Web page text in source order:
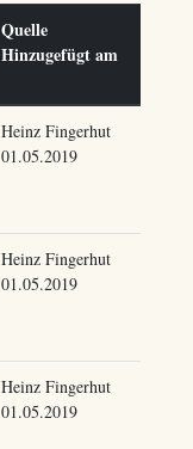
Quelle
Hinzugefügt am
Heinz Fingerhut
01.05.2019
Heinz Fingerhut
01.05.2019
Heinz Fingerhut
01.05.2019